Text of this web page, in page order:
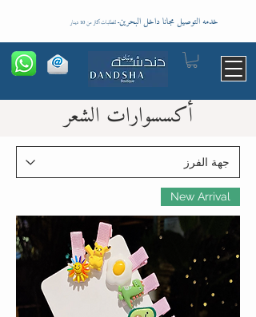
خدمه التوصيل مجانا داخل البحرين- للطلبات اكثر من 10 دينار
أكسسوارات الشعر
New Arrival